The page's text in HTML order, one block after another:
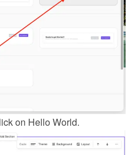
on Hello World.